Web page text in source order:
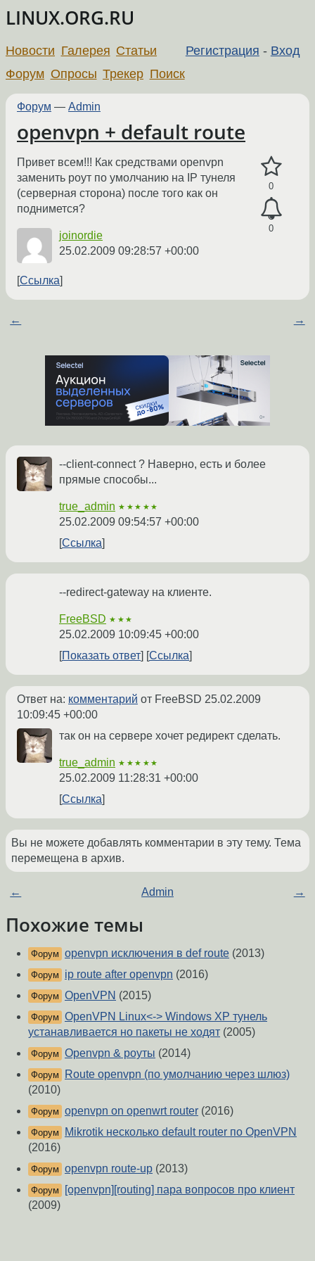
LINUX.ORG.RU
Регистрация - Вход
Новости Галерея Статьи
Форум Опросы Трекер Поиск
Форум — Admin
openvpn + default route
0
0
Привет всем!!! Как средствами openvpn
заменить роут по умолчанию на IP тунеля
(серверная сторона) после того как он
поднимется?
joinordie
25.02.2009 09:28:57 +00:00
Ссылка
← →
--client-connect ? Наверно, есть и более
прямые способы...
true_admin ★★★★★
25.02.2009 09:54:57 +00:00
Ссылка
--redirect-gateway на клиенте.
FreeBSD ★★★
25.02.2009 10:09:45 +00:00
Показать ответ
Ссылка
Ответ на: комментарий от FreeBSD 25.02.2009
10:09:45 +00:00
так он на сервере хочет редирект сделать.
true_admin ★★★★★
25.02.2009 11:28:31 +00:00
Ссылка
Вы не можете добавлять комментарии в эту тему. Тема
перемещена в архив.
← Admin →
Похожие темы
Форум openvpn исключения в def route (2013)
Форум ip route after openvpn (2016)
Форум OpenVPN (2015)
Форум OpenVPN Linux<-> Windows XP тунель
устанавливается но пакеты не ходят (2005)
Форум Openvpn & роуты (2014)
Форум
Route openvpn (по умолчанию через шлюз)
(2010)
Форум openvpn on openwrt router (2016)
Форум
Mikrotik несколько default router по OpenVPN
(2016)
Форум openvpn route-up (2013)
Форум
[openvpn][routing] пара вопросов про клиент
(2009)